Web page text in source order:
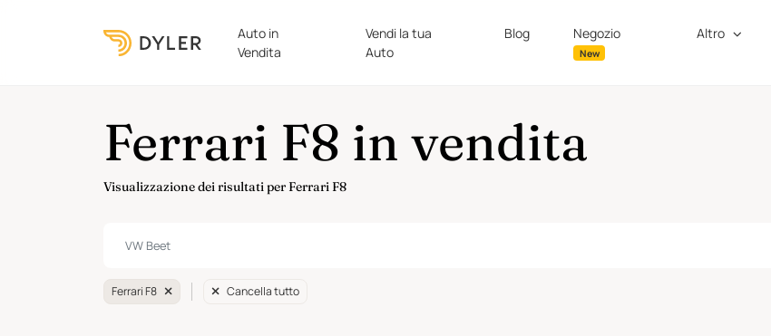
Auto in
Vendita
Vendi la tua
Auto
Blog Negozio
New
Altro
Ferrari F8 in vendita
Visualizzazione dei risultati per Ferrari F8
Ferrari F8 Cancella tutto